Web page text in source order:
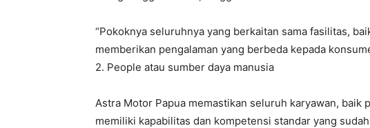
“Pokoknya seluruhnya yang berkaitan sama fasilitas,
memberikan pengalaman yang berbeda kepada
2. People atau sumber daya manusia
Astra Motor Papua memastikan seluruh karyawan, baik
memiliki kapabilitas dan kompetensi standar yang